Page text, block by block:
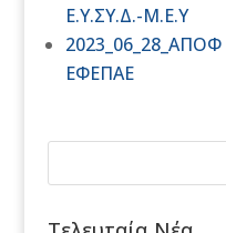
Ε.Υ.ΣΥ.Δ.-Μ.Ε.Υ
ΕΦΕΠΑΕ